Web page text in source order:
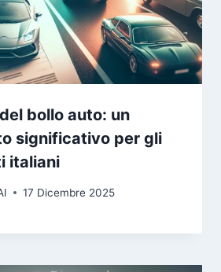
bollo auto: un
significativo per gli
italiani
17 Dicembre 2025